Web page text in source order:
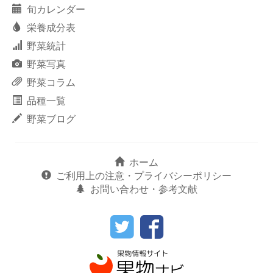
旬カレンダー
栄養成分表
野菜統計
野菜写真
野菜コラム
品種一覧
野菜ブログ
ホーム
ご利用上の注意・プライバシーポリシー
お問い合わせ・参考文献